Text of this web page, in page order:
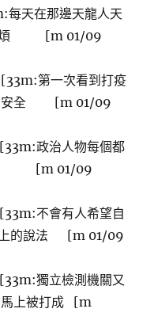
天在那邊天龍人天
不煩 [m 01/09
第一次看到打疫
身安全 [m 01/09
政治人物每個都
政 [m 01/09
不會有人希望自
上的說法 [m 01/09
獨立檢測機關又
馬上被打成 [m